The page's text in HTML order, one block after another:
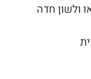
ולשון חדה